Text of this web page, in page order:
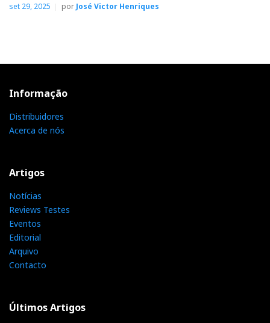
set 29, 2025 por José Victor Henriques
Informação
Distribuidores
Acerca de nós
Artigos
Notícias
Reviews Testes
Eventos
Editorial
Arquivo
Contacto
Últimos Artigos